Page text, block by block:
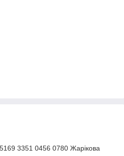
3351 0456 0780 Жарікова